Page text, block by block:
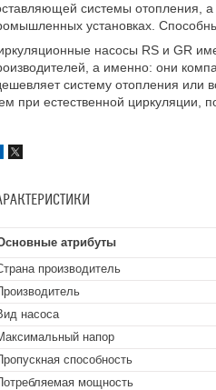
системы отопления, а
установках.
насосы RS и GR
а именно: они
систему отопления или
при естественной циркуляции,
атрибуты
производитель
насоса
напор
способность
мощность